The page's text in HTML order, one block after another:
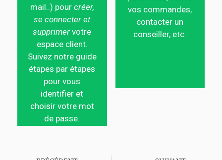
mail..) pour créer,
se connecter et
supprimer votre
espace client.
Suivez notre guide
étapes par étapes
pour vous
identifier et
choisir votre mot
de passe.
vos commandes,
contacter un
conseiller, etc.